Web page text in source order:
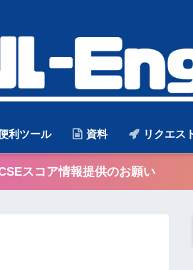
利ツール 資料 リクエス
スコア情報提供のお願い